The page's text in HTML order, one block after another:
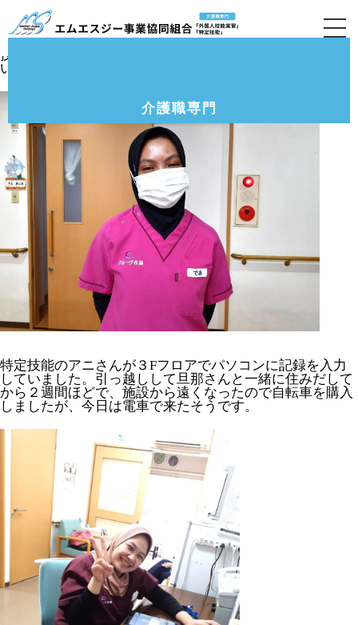
介護職専門
介護付有料老人ホーム「クルーヴ布施」8月の様
子です。
技能実習5.5期生のデアさんが２Fフロアで勤務中でした。
いつもと変わらず特に問題ないとのことでした。
特定技能のアニさんが３Fフロアでパソコンに記録を入力
していました。引っ越しして旦那さんと一緒に住みだして
から２週間ほどで、施設から遠くなったので自転車を購入
しましたが、今日は電車で来たそうです。